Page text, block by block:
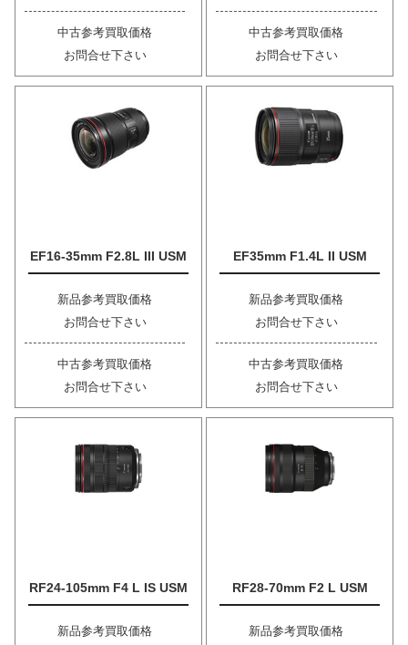
中古参考買取価格
お問合せ下さい
中古参考買取価格
お問合せ下さい
EF16-35mm F2.8L III USM
新品参考買取価格
お問合せ下さい
中古参考買取価格
お問合せ下さい
EF35mm F1.4L II USM
新品参考買取価格
お問合せ下さい
中古参考買取価格
お問合せ下さい
RF24-105mm F4 L IS USM
新品参考買取価格
RF28-70mm F2 L USM
新品参考買取価格